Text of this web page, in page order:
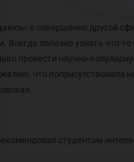
в совершенно другой
Всегда полезно узнать что-
провести научно-
что поприсутствовала
студентам